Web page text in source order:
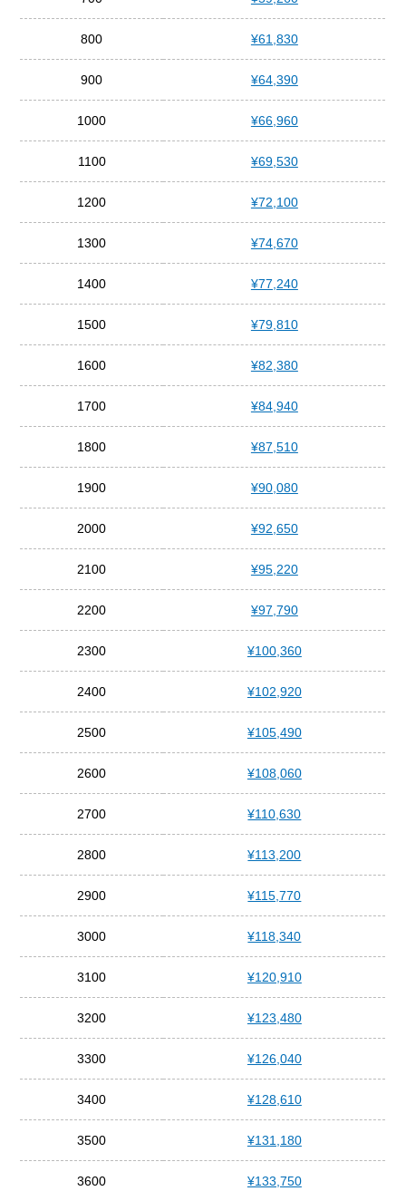
800 ¥61,830
900 ¥64,390
1000 ¥66,960
1100 ¥69,530
1200 ¥72,100
1300 ¥74,670
1400 ¥77,240
1500 ¥79,810
1600 ¥82,380
1700 ¥84,940
1800 ¥87,510
1900 ¥90,080
2000 ¥92,650
2100 ¥95,220
2200 ¥97,790
2300 ¥100,360
2400 ¥102,920
2500 ¥105,490
2600 ¥108,060
2700 ¥110,630
2800 ¥113,200
2900 ¥115,770
3000 ¥118,340
3100 ¥120,910
3200 ¥123,480
3300 ¥126,040
3400 ¥128,610
3500 ¥131,180
3600 ¥133,750